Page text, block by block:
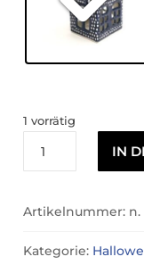
1 vorrätig
Kerzenhaus
IN
Artikelnummer: n.
Kategorie: